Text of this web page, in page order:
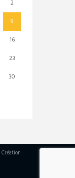
2
9
16
23
30
: